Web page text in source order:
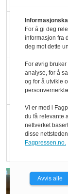
For å gi deg
informasjon fra
deg mot dette
For øvrig
analyse, for å
og for å utvikle
Vi er med i
du få relevante
nettverket
disse
Fagpressen.no.
Avvis alle